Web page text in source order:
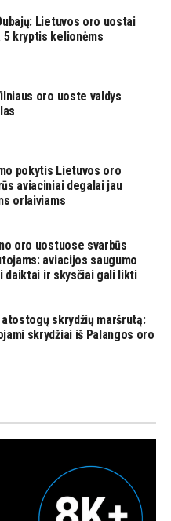
Lietuvos oro uostai
5 kryptis kelionėms
oro uoste valdys
pokytis Lietuvos oro
aviaciniai degalai jau
orlaiviams
oro uostuose svarbūs
aviacijos saugumo
daiktai ir skysčiai gali likti
skrydžių maršrutą:
skrydžiai iš Palangos oro